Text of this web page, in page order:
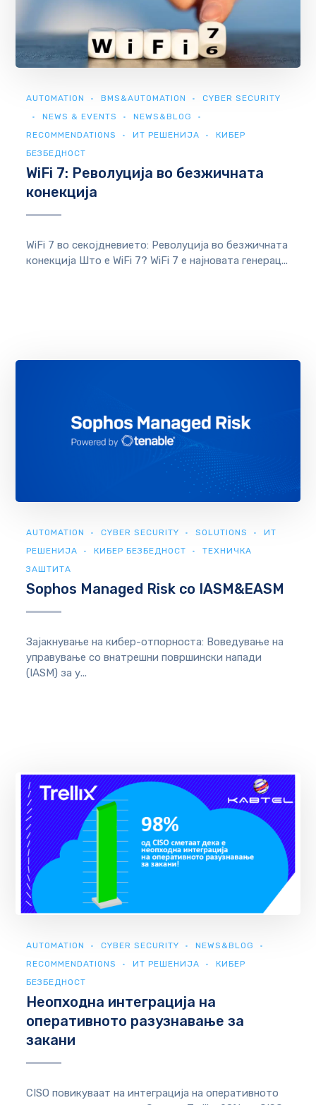
AUTOMATION BMS&AUTOMATION
CYBER SECURITY
NEWS & EVENTS
NEWS&BLOG
RECOMMENDATIONS
ИТ РЕШЕНИЈА
КИБЕР
БЕЗБЕДНОСТ
WiFi 7: Револуција во безжичната
конекција
WiFi 7 во секојдневието: Револуција во безжичната
конекција Што е WiFi 7? WiFi 7 е најновата генерац...
AUTOMATION CYBER SECURITY SOLUTIONS
ИТ
РЕШЕНИЈА
КИБЕР БЕЗБЕДНОСТ
ТЕХНИЧКА
ЗАШТИТА
Sophos Managed Risk со IASM&EASM
Зајакнување на кибер-отпорноста: Воведување на
управување со внатрешни површински напади
(IASM) за у...
AUTOMATION CYBER SECURITY
NEWS&BLOG
RECOMMENDATIONS
ИТ РЕШЕНИЈА
КИБЕР
БЕЗБЕДНОСТ
Неопходна интеграција на
оперативното разузнавање за
закани
CISO повикуваат на интеграција на оперативното